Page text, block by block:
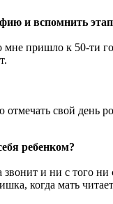
и вспомнить
пришло к 50-ти
свой день
ребенком?
и ни с того
когда мать